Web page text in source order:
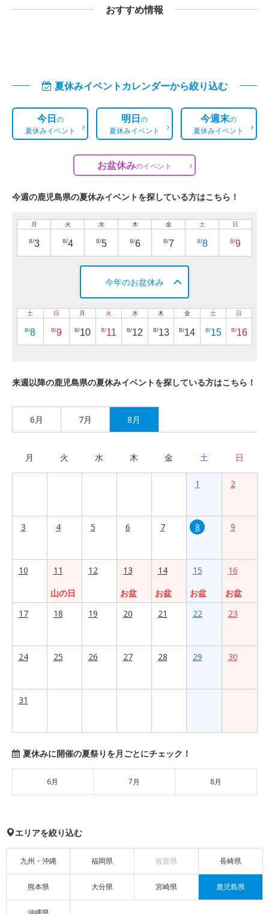
おすすめ情報
夏休みイベントカレンダーから絞り込む
今日の
夏休みイベント
明日の
夏休みイベント
今週末の
夏休みイベント
お盆休みのイベント
今週の鹿児島県の夏休みイベントを探している方はこちら！
月
8/3
火
8/4
水
8/5
木
8/6
金
8/7
土
8/8
日
8/9
今年のお盆休み
土
8/8
日
8/9
月
8/10
火
8/11
水
8/12
木
8/13
金
8/14
土
8/15
日
8/16
来週以降の鹿児島県の夏休みイベントを探している方はこちら！
6月 7月 8月
月 火 水 木 金 土 日
1 2
3 4 5 6 7 8 9
10
11
山の日
12
13
お盆
14
お盆
15
お盆
16
お盆
17
18 19 20 21 22 23
24 25 26 27 28 29 30
31
夏休みに開催の夏祭りを月ごとにチェック！
6月 7月 8月
エリアを絞り込む
九州・沖縄 福岡県 佐賀県 長崎県
熊本県 大分県 宮崎県 鹿児島県